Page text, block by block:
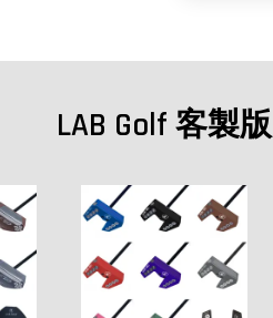
LAB Golf 客製版